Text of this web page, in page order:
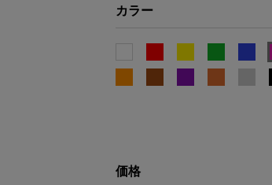
カラー
価格